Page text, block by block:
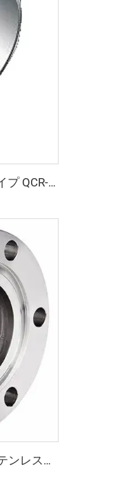
ステンレス鋼製ナットボルト オスタイプ QCR-メタルフェース継手 1/8"-1" ブライトアニール／電解研磨仕上げ SS316L オスナット
CFハーフニップル SS304 SS316L ステンレス鋼 タップ穴および通し穴付き CF16-CF250 固定式高真空継手 1/2"-10" フランジ